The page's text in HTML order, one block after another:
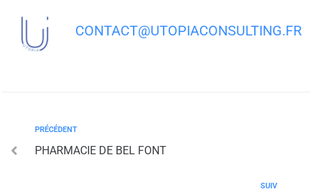
CONTACT@UTOPIACONSULTING.FR
PRÉCÉDENT
PHARMACIE DE BEL FONT
SUIV